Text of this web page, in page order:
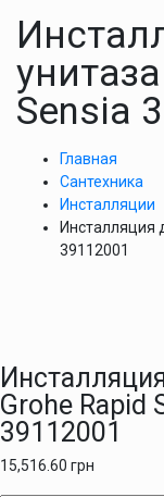
Sensia
Главная
Сантехника
Инсталляции
Инсталляция
39112001
Grohe Rapid
39112001
15,516.60 грн